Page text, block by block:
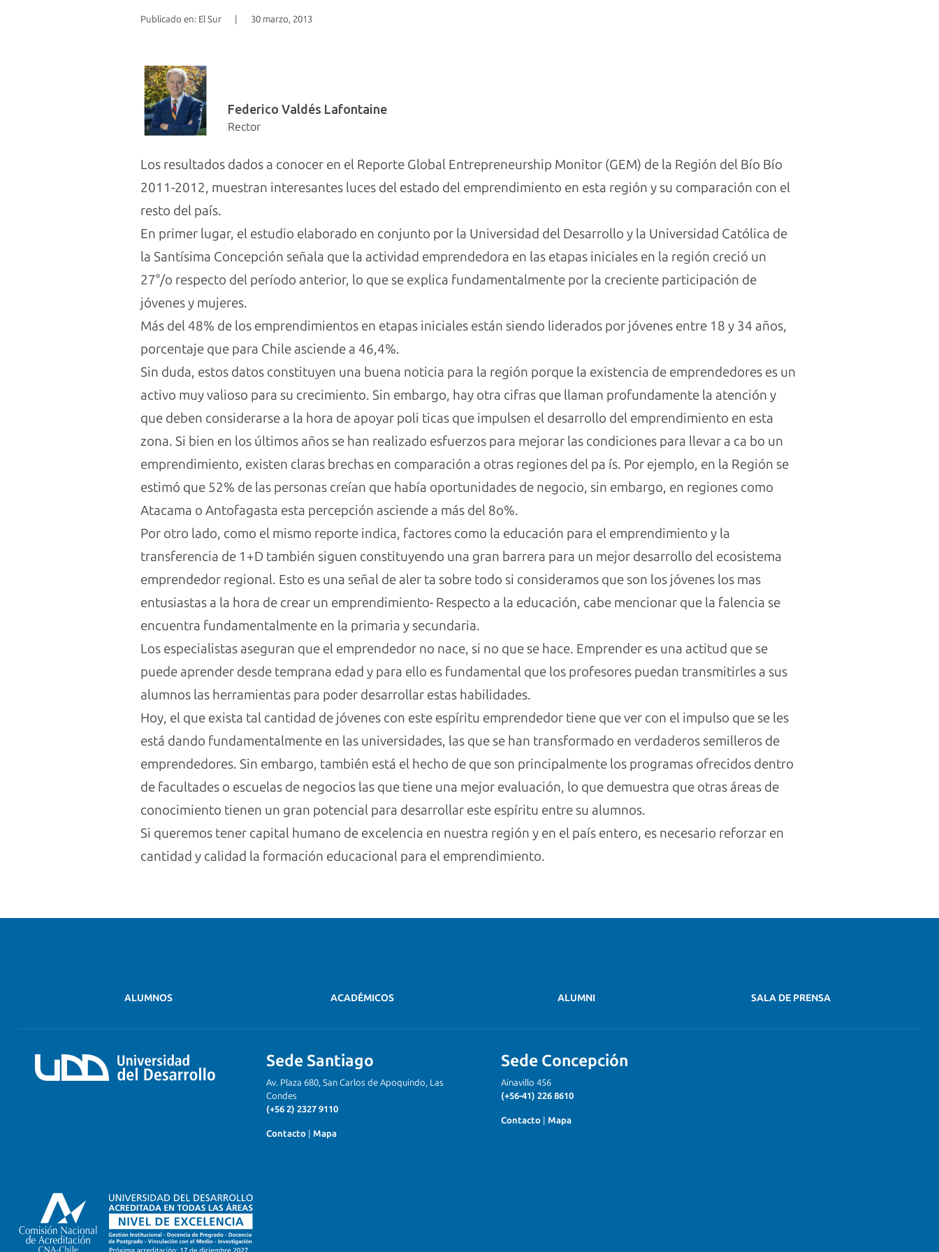
Publicado en: El Sur 30 marzo, 2013
Federico Valdés Lafontaine
Rector
Los resultados dados a conocer en el Reporte Global Entrepreneurship Monitor (GEM) de la Región del Bío Bío
2011-2012, muestran interesantes luces del estado del emprendimiento en esta región y su comparación con el
resto del país.
En primer lugar, el estudio elaborado en conjunto por la Universidad del Desarrollo y la Universidad Católica de
la Santísima Concepción señala que la actividad emprendedora en las etapas iniciales en la región creció un
27°/o respecto del período anterior, lo que se explica fundamentalmente por la creciente participación de
jóvenes y mujeres.
Más del 48% de los emprendimientos en etapas iniciales están siendo liderados por jóvenes entre 18 y 34 años,
porcentaje que para Chile asciende a 46,4%.
Sin duda, estos datos constituyen una buena noticia para la región porque la existencia de emprendedores es un
activo muy valioso para su crecimiento. Sin embargo, hay otra cifras que llaman profundamente la atención y
que deben considerarse a la hora de apoyar poli ticas que impulsen el desarrollo del emprendimiento en esta
zona. Si bien en los últimos años se han realizado esfuerzos para mejorar las condiciones para llevar a ca bo un
emprendimiento, existen claras brechas en comparación a otras regiones del pa ís. Por ejemplo, en la Región se
estimó que 52% de las personas creían que había oportunidades de negocio, sin embargo, en regiones como
Atacama o Antofagasta esta percepción asciende a más del 8o%.
Por otro lado, como el mismo reporte indica, factores como la educación para el emprendimiento y la
transferencia de 1+D también siguen constituyendo una gran barrera para un mejor desarrollo del ecosistema
emprendedor regional. Esto es una señal de aler ta sobre todo si consideramos que son los jóvenes los mas
entusiastas a la hora de crear un emprendimiento- Respecto a la educación, cabe mencionar que la falencia se
encuentra fundamentalmente en la primaria y secundaria.
Los especialistas aseguran que el emprendedor no nace, si no que se hace. Emprender es una actitud que se
puede aprender desde temprana edad y para ello es fundamental que los profesores puedan transmitirles a sus
alumnos las herramientas para poder desarrollar estas habilidades.
Hoy, el que exista tal cantidad de jóvenes con este espíritu emprendedor tiene que ver con el impulso que se les
está dando fundamentalmente en las universidades, las que se han transformado en verdaderos semilleros de
emprendedores. Sin embargo, también está el hecho de que son principalmente los programas ofrecidos dentro
de facultades o escuelas de negocios las que tiene una mejor evaluación, lo que demuestra que otras áreas de
conocimiento tienen un gran potencial para desarrollar este espíritu entre su alumnos.
Si queremos tener capital humano de excelencia en nuestra región y en el país entero, es necesario reforzar en
cantidad y calidad la formación educacional para el emprendimiento.
ALUMNOS ACADÉMICOS ALUMNI SALA DE PRENSA
Sede Santiago
Av. Plaza 680, San Carlos de Apoquindo, Las
Condes
(+56 2) 2327 9110
Contacto Mapa
Sede Concepción
Ainavillo 456
(+56-41) 226 8610
Contacto Mapa